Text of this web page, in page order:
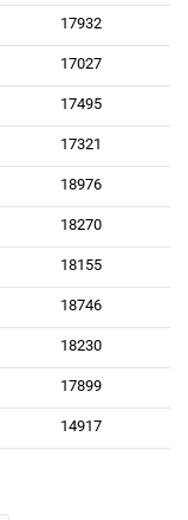
17932
17027
17495
17321
18976
18270
18155
18746
18230
17899
14917